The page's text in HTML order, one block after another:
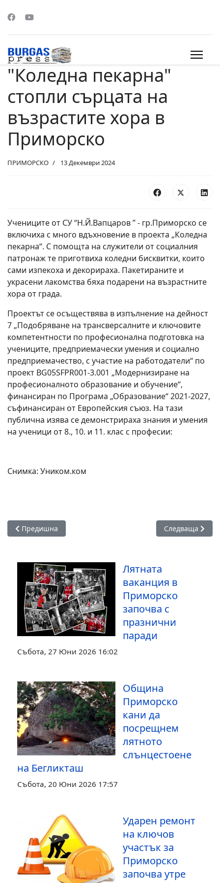
"Коледна пекарна"
стопли сърцата на
възрастите хора в
Приморско
ПРИМОРСКО 13 Декември 2024
Учениците от СУ “Н.Й.Вапцаров ” - гр.Приморско се
включиха с много вдъхновение в проекта „Коледна
пекарна“. С помощта на служители от социалния
патронаж те приготвиха коледни бисквитки, които
сами изпекоха и декорираха. Пакетираните и
украсени лакомства бяха подарени на възрастните
хора от града.
Проектът се осъществява в изпълнение на дейност
7 „Подобряване на трансверсалните и ключовите
компетентности по професионална подготовка на
учениците, предприемачески умения и социално
предприемачество, с участие на работодатели“ по
проект BG05SFPR001-3.001 „Модернизиране на
професионалното образование и обучение“,
финансиран по Програма „Образование“ 2021-2027,
съфинансиран от Европейския съюз. На тази
публична изява се демонстрираха знания и умения
на ученици от 8., 10. и 11. клас с професии:
Снимка: Уником.ком
Предишна статия: Група Four и ансамбъл "Българе" на
Предишна Следваща
Следваща
Лятната
ваканция в
Приморско
започва с
празнични
паради
Събота, 27 Юни 2026 16:02
Община
Приморско
кани да
посрещнем
лятното
слънцестоене
на Бегликташ
Събота, 20 Юни 2026 17:57
Ударен ремонт
на ключов
участък за
Приморско
започва утре